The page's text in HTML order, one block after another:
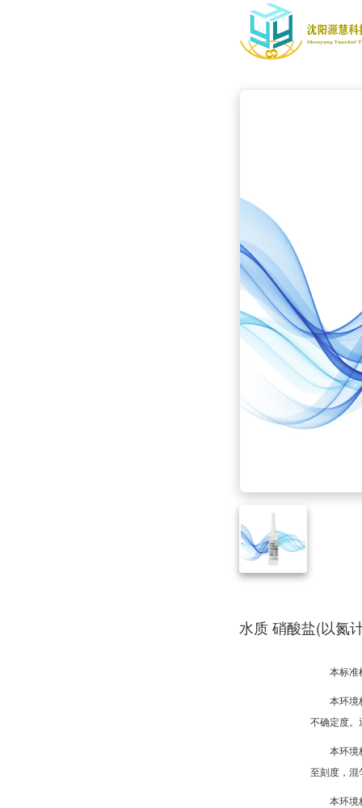
水质 硝酸盐(以氮
本标准
本环境
不确定度。
本环境
至刻度，混
本环境